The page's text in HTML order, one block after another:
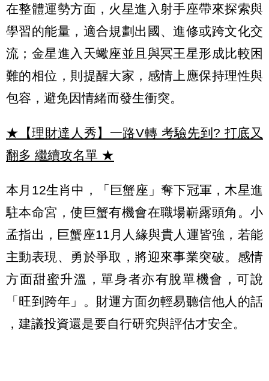
在整體運勢方面，火星進入射手座帶來探索與
學習的能量，適合規劃出國、進修或跨文化交
流；金星進入天蠍座並且與冥王星形成比較困
難的相位，則提醒大家，感情上應保持理性與
包容，避免因情緒而發生衝突。
★【理財達人秀】一路V轉 考驗先到? 打底又
翻多 繼續攻名單 ★
本月12生肖中，「巨蟹座」奪下冠軍，木星進
駐本命宮，使巨蟹有機會在職場嶄露頭角。小
孟指出，巨蟹座11月人緣與貴人運皆強，若能
主動表現、勇於爭取，將迎來事業突破。感情
方面甜蜜升溫，單身者亦有脫單機會，可說
「旺到跨年」。財運方面勿輕易聽信他人的話
，建議投資還是要自行研究與評估才安全。